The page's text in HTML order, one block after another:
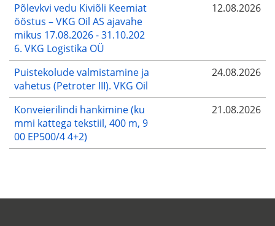
Põlevkvi vedu Kiviõli Keemiat
ööstus – VKG Oil AS ajavahe
mikus 17.08.2026 - 31.10.202
6. VKG Logistika OÜ
12.08.2026
Puistekolude valmistamine ja
vahetus (Petroter III). VKG Oil
24.08.2026
Konveierilindi hankimine (ku
mmi kattega tekstiil, 400 m, 9
00 EP500/4 4+2)
21.08.2026